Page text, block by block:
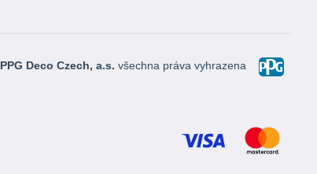
PPG Deco Czech, a.s. všechna práva vyhrazena